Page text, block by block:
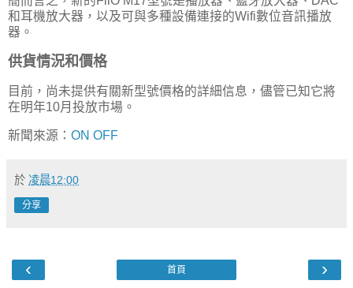
和耳機放大器，以及可與多種設備連接的Wifi數位音訊播放
器。
供貨情況和價格
目前，尚未提供有關新型號價格的詳細信息，儘管已知它將
在明年10月投放市場。
新聞來源： ON OFF
於 凌晨12:00
分享
‹ ›
首頁